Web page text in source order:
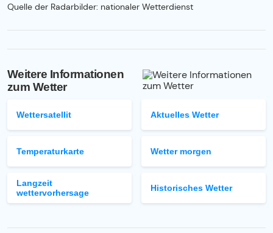
Quelle der Radarbilder: nationaler Wetterdienst
Weitere Informationen
zum Wetter
Wettersatellit
Temperaturkarte
Langzeit
wettervorhersage
Aktuelles Wetter
Wetter morgen
Historisches Wetter